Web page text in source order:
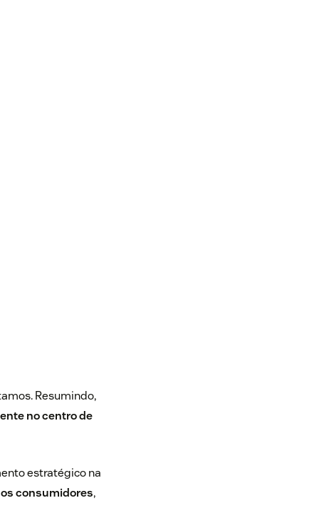
Resumindo,
no centro de
estratégico na
consumidores,